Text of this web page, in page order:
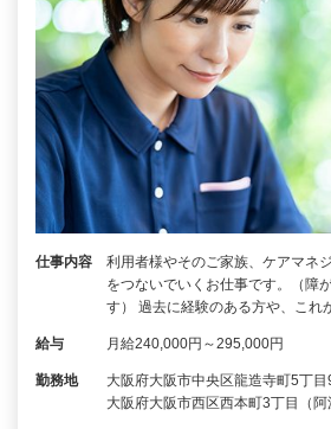
仕事内容
利用者様やそのご家族、ケアマネ
をつないでいくお仕事です。（障
す） 過去に経験のある方や、これ
給与 月給240,000円～295,000円
勤務地
大阪府大阪市中央区龍造寺町5丁目
大阪府大阪市西区西本町3丁目（阿